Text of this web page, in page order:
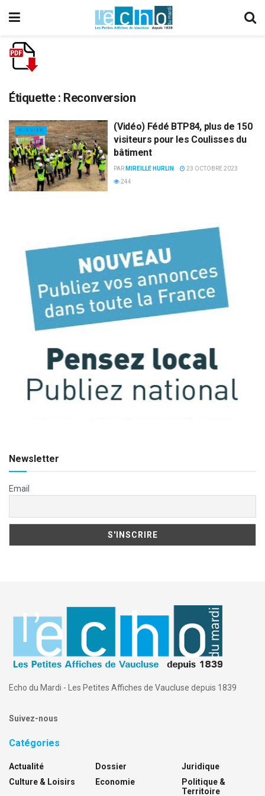
Étiquette : Reconversion
DOSSIER
(Vidéo) Fédé BTP84, plus de 150
visiteurs pour les Coulisses du
bâtiment
PAR MIREILLE HURLIN
23 OCTOBRE 2023
244
Newsletter
Email
Echo du Mardi - Les Petites Affiches de Vaucluse depuis 1839
Suivez-nous
Catégories
Actualité
Culture & Loisirs
Dossier
Economie
Juridique
Politique &
Territoire